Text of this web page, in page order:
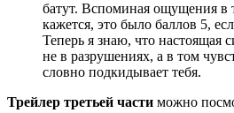
батут. Вспоминая ощущения в
кажется, это было баллов 5,
Теперь я знаю, что настоящая
не в разрушениях, а в том
словно подкидывает тебя.
Трейлер третьей части можно